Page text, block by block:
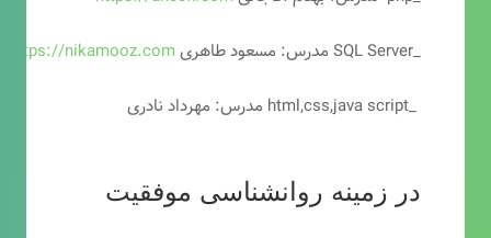
_SQL Server مدرس: مسعود طاهری
https://nikamooz.com
_html,css,java script مدرس: مهرداد نادری
در زمینه روانشناسی موفقیت